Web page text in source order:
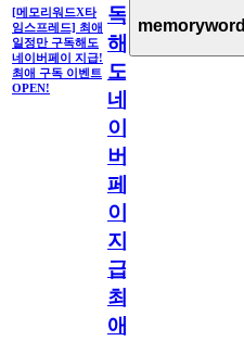
[메모리워드X타
임스프레드] 최애
일정만 구독해도
네이버페이 지급!
최애 구독 이벤트
OPEN!
독
해
도
네
이
버
페
이
지
급!
최
애
memoryword